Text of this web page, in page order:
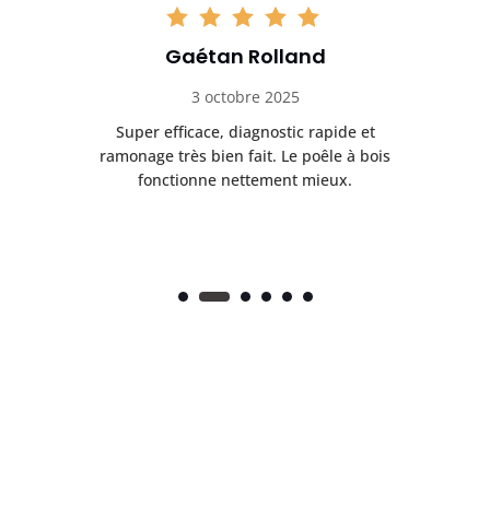
Gaétan Rolland
3 octobre 2025
Super efficace, diagnostic rapide et
ramonage très bien fait. Le poêle à bois
fonctionne nettement mieux.